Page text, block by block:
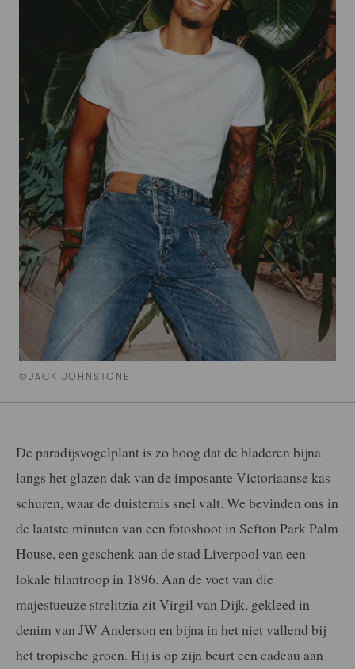
©JACK JOHNSTONE
De paradijsvogelplant is zo hoog dat de bladeren bijna
langs het glazen dak van de imposante Victoriaanse kas
schuren, waar de duisternis snel valt. We bevinden ons in
de laatste minuten van een fotoshoot in Sefton Park Palm
House, een geschenk aan de stad Liverpool van een
lokale filantroop in 1896. Aan de voet van die
majestueuze strelitzia zit Virgil van Dijk, gekleed in
denim van JW Anderson en bijna in het niet vallend bij
het tropische groen. Hij is op zijn beurt een cadeau aan